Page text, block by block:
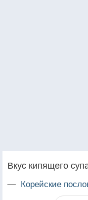
Вкус кипящего
— Корейские